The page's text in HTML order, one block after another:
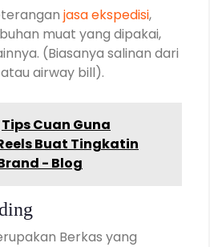
jasa ekspedisi,
muat yang dipakai,
(Biasanya salinan dari
airway bill).
Tips Cuan Guna
Buat Tingkatin
- Blog
Berkas yang